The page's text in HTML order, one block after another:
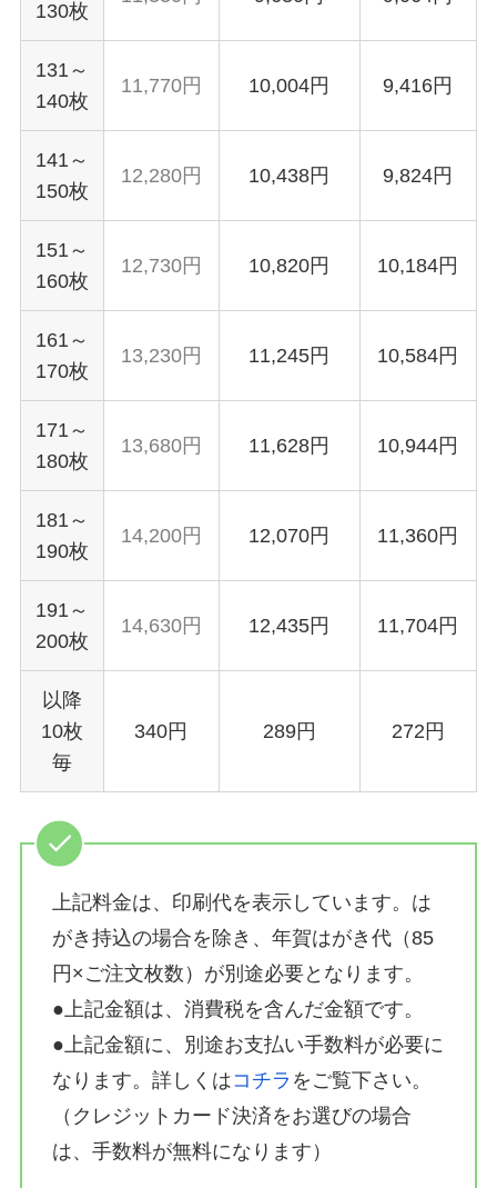
130枚
131～
140枚
11,770円 10,004円 9,416円
141～
150枚
12,280円 10,438円 9,824円
151～
160枚
12,730円 10,820円 10,184円
161～
170枚
13,230円 11,245円 10,584円
171～
180枚
13,680円 11,628円 10,944円
181～
190枚
14,200円 12,070円 11,360円
191～
200枚
14,630円 12,435円 11,704円
以降
10枚
毎
340円 289円 272円
上記料金は、印刷代を表示しています。は
がき持込の場合を除き、年賀はがき代（85
円×ご注文枚数）が別途必要となります。
●上記金額は、消費税を含んだ金額です。
●上記金額に、別途お支払い手数料が必要に
なります。詳しくはコチラ をご覧下さい。
（クレジットカード決済をお選びの場合
は、手数料が無料になります）